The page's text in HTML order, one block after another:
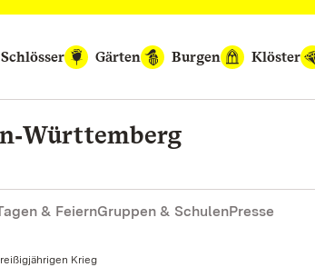
Schlösser
Gärten Burgen Klöster
& FeiernGruppen & SchulenPresse
Krieg